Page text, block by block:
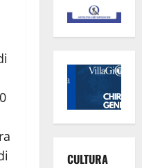
CULTURA